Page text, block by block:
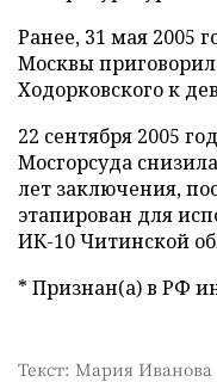
Ранее, 31 мая 2005
Москвы
Ходорковского к
22 сентября 2005
Мосгорсуда
лет заключения,
этапирован для
ИК-10 Читинской
* Признан(а) в РФ
Текст: Мария Иванова